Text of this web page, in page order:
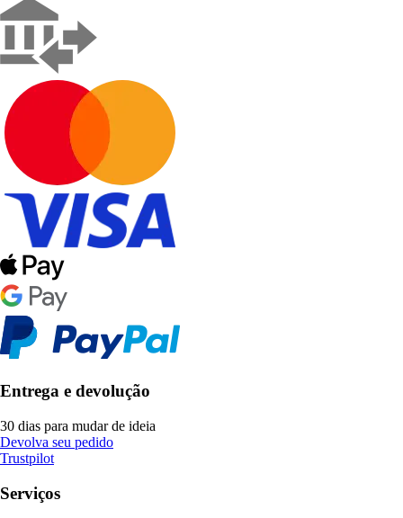
Entrega e devolução
30 dias para mudar de ideia
Devolva seu pedido
Trustpilot
Serviços